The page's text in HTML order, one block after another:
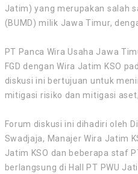
Jatim) yang merupakan salah
(BUMD) milik Jawa Timur,
PT Panca Wira Usaha Jawa
FGD dengan Wira Jatim KSO
diskusi ini bertujuan untuk
mitigasi risiko dan mitigasi
Forum diskusi ini dihadiri oleh
Swadjaja, Manajer Wira Jatim
Jatim KSO dan beberapa staf
berlangsung di Hall PT PWU